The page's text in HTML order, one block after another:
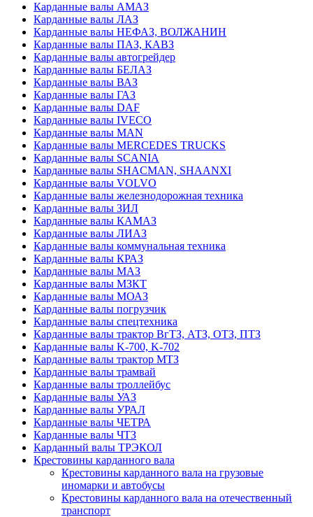
Карданные валы АМАЗ
Карданные валы ЛАЗ
Карданные валы НЕФАЗ, ВОЛЖАНИН
Карданные валы ПАЗ, КАВЗ
Карданные валы автогрейдер
Карданные валы БЕЛАЗ
Карданные валы ВАЗ
Карданные валы ГАЗ
Карданные валы DAF
Карданные валы IVECO
Карданные валы MAN
Карданные валы MERCEDES TRUCKS
Карданные валы SCANIA
Карданные валы SHACMAN, SHAANXI
Карданные валы VOLVO
Карданные валы железнодорожная техника
Карданные валы ЗИЛ
Карданные валы КАМАЗ
Карданные валы ЛИАЗ
Карданные валы коммунальная техника
Карданные валы КРАЗ
Карданные валы МАЗ
Карданные валы МЗКТ
Карданные валы МОАЗ
Карданные валы погрузчик
Карданные валы спецтехника
Карданные валы трактор ВгТЗ, АТЗ, ОТЗ, ПТЗ
Карданные валы K-700, K-702
Карданные валы трактор МТЗ
Карданные валы трамвай
Карданные валы троллейбус
Карданные валы УАЗ
Карданные валы УРАЛ
Карданные валы ЧЕТРА
Карданные валы ЧТЗ
Карданный валы ТРЭКОЛ
Крестовины карданного вала
Крестовины карданного вала на грузовые
иномарки и автобусы
Крестовины карданного вала на отечественный
транспорт